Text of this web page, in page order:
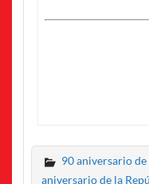
90 aniversario
aniversario de la